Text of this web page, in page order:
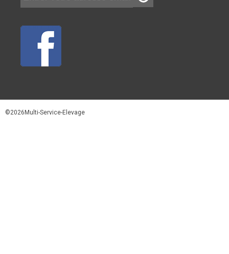
©2026Multi-Service-Elevage